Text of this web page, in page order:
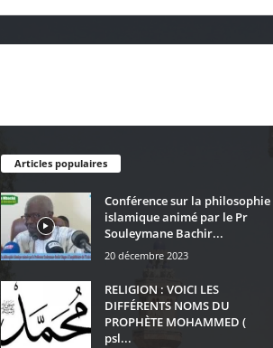
Articles populaires
Conférence sur la philosophie
islamique animé par le Pr
Souleymane Bachir...
20 décembre 2023
RELIGION : VOICI LES
DIFFÉRENTS NOMS DU
PROPHÈTE MOHAMMED (
psl...